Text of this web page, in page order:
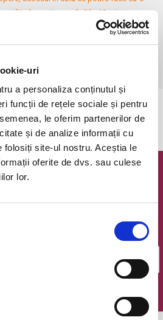
uri
a personaliza conținutul și
funcții de rețele sociale și pentru
le oferim partenerilor de
și de analize informații cu
folosiți site-ul nostru. Aceștia le
oferite de dvs. sau culese
lor.
fiind permis cu până la 10 minute
se realizează la mese de 2 (nr. limitat), 3
telefon 0773 825 249.
a expirat.
@ Bilete.ro